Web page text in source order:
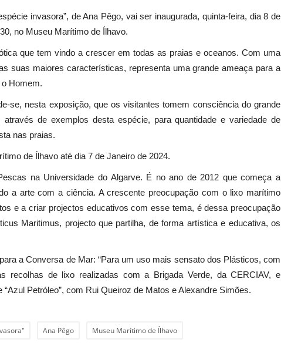
invasora”, de Ana Pêgo, vai ser inaugurada, quinta-feira, dia 8 de
no Museu Marítimo de Ílhavo.
que tem vindo a crescer em todas as praias e oceanos. Com uma
suas maiores características, representa uma grande ameaça para a
Homem.
se, nesta exposição, que os visitantes tomem consciência do grande
de exemplos desta espécie, para quantidade e variedade de
nas praias.
de Ílhavo até dia 7 de Janeiro de 2024.
na Universidade do Algarve. É no ano de 2012 que começa a
a arte com a ciência. A crescente preocupação com o lixo marítimo
e a criar projectos educativos com esse tema, é dessa preocupação
Maritimus, projecto que partilha, de forma artística e educativa, os
a Conversa de Mar: “Para um uso mais sensato dos Plásticos, com
recolhas de lixo realizadas com a Brigada Verde, da CERCIAV, e
Petróleo”, com Rui Queiroz de Matos e Alexandre Simões.
Ana Pêgo Museu Marítimo de Ílhavo